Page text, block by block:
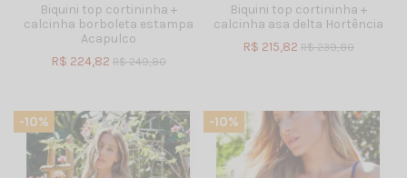
Biquini top cortininha +
calcinha borboleta estampa
Acapulco
R$ 224,82 R$ 249,80
Biquini top cortininha +
calcinha asa delta Hortência
R$ 215,82 R$ 239,80
-10% -10%